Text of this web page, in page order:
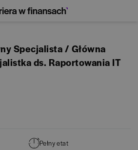
Specjalista / Główna
ds. Raportowania IT
Pełny etat